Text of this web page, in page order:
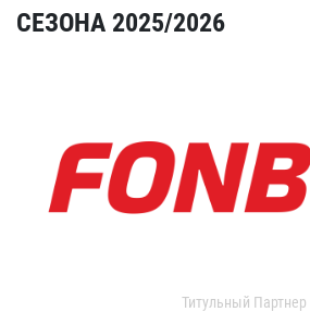
СЕЗОНА 2025/2026
Титульный Партнер